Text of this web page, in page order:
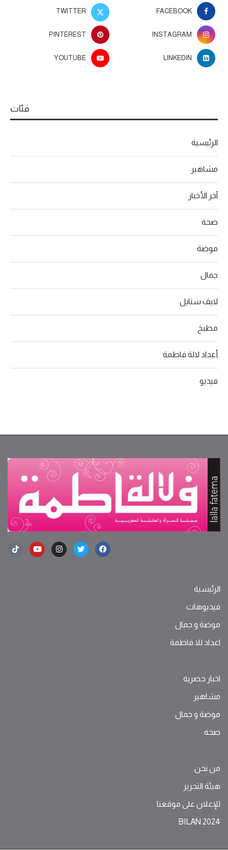
FACEBOOK
TWITTER
INSTAGRAM
PINTEREST
LINKEDIN
YOUTUBE
فئات
الرئيسية
مشاهير
آخر الأخبار
صحة
موضة
جمال
لايف ستايل
مطبخ
أعداد لالة فاطمة
فيديو
الرئيسية
فيديوهات
موضة ‫و‬ ‫‬‫جمال‬
اعداد للا فاطمة
اخبار حصرية
مشاهير
موضة ‫و‬ ‫‬‫جمال‬
صحة
من نحن
هيئة التحرير
للإعلان على موقعنا
BILAN 2024